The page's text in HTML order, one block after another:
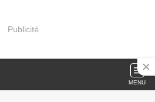
Publicité
MENU